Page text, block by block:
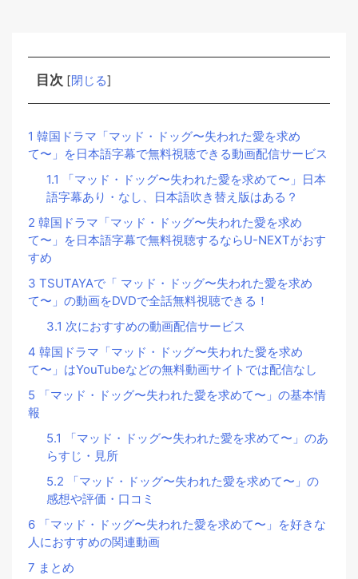
目次 [閉じる]
1 韓国ドラマ「マッド・ドッグ〜失われた愛を求め
て〜」を日本語字幕で無料視聴できる動画配信サービス
1.1 「マッド・ドッグ〜失われた愛を求めて〜」日本
語字幕あり・なし、日本語吹き替え版はある？
2 韓国ドラマ「マッド・ドッグ〜失われた愛を求め
て〜」を日本語字幕で無料視聴するならU-NEXTがおす
すめ
3 TSUTAYAで「 マッド・ドッグ〜失われた愛を求め
て〜」の動画をDVDで全話無料視聴できる！
3.1 次におすすめの動画配信サービス
4 韓国ドラマ「マッド・ドッグ〜失われた愛を求め
て〜」はYouTubeなどの無料動画サイトでは配信なし
5 「マッド・ドッグ〜失われた愛を求めて〜」の基本情
報
5.1 「マッド・ドッグ〜失われた愛を求めて〜」のあ
らすじ・見所
5.2 「マッド・ドッグ〜失われた愛を求めて〜」の
感想や評価・口コミ
6 「マッド・ドッグ〜失われた愛を求めて〜」を好きな
人におすすめの関連動画
7 まとめ